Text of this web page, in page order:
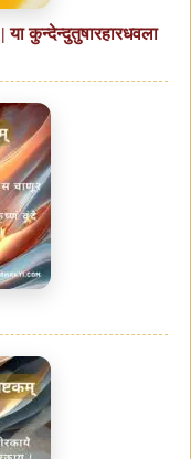
कुन्देन्दुतुषारहारधवला